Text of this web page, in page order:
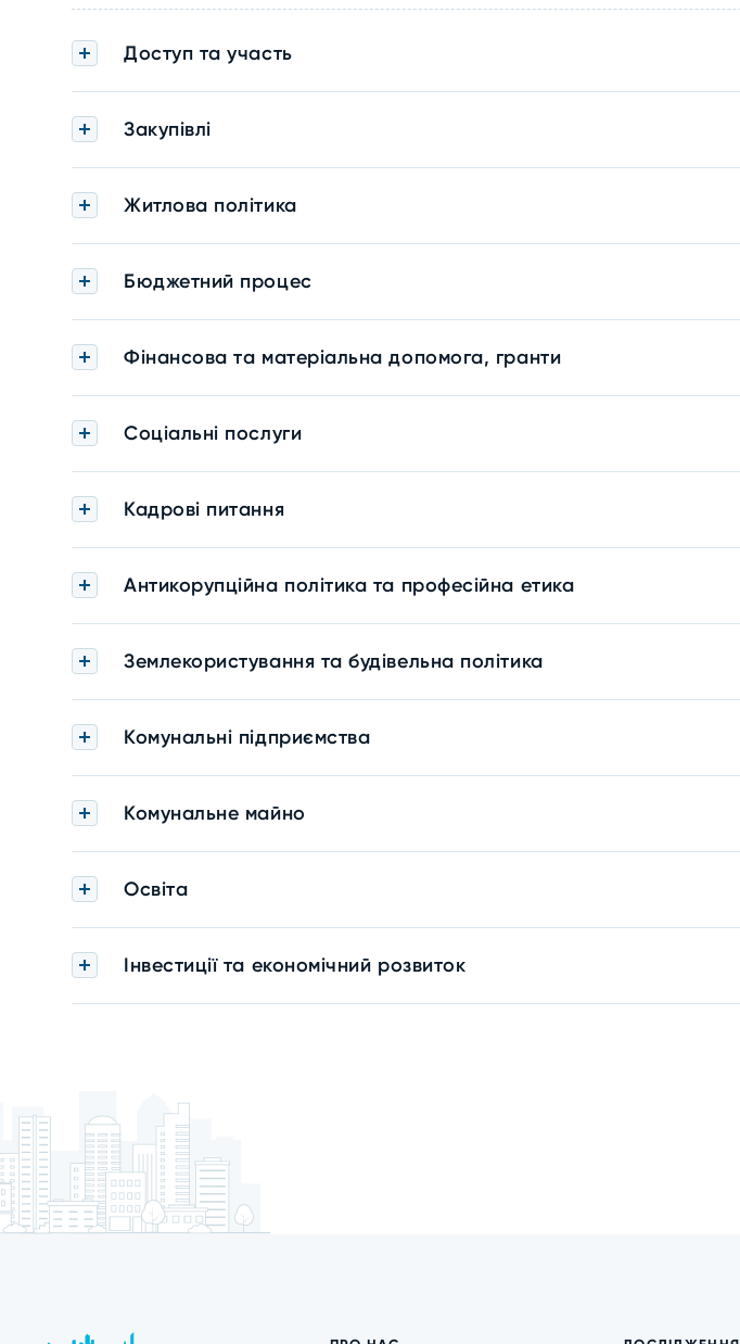
Доступ та участь
Закупівлі
Житлова політика
Бюджетний процес
Фінансова та матеріальна допомога, гранти
Соціальні послуги
Кадрові питання
Антикорупційна політика та професійна етика
Землекористування та будівельна політика
Комунальні підприємства
Комунальне майно
Освіта
Інвестиції та економічний розвиток